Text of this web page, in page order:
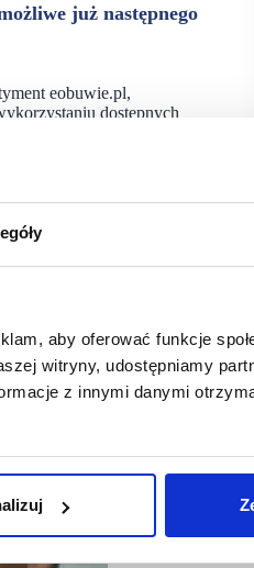
aby oferować funkcje
witryny, udostępniamy
z innymi danymi
już następnego
eobuwie.pl,
dostępnych
były obsługiwane
usprawni procesy
do Sofii i dalej
klientów z tej części